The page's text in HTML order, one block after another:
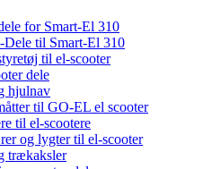
for Smart-El 310
Dele til Smart-El 310
til el-scooter
dele
hjulnav
til GO-EL el scooter
til el-scootere
og lygter til el-scooter
trækaksler